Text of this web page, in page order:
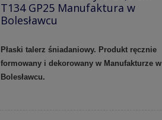
T134 GP25 Manufaktura w
Bolesławcu
Płaski talerz śniadaniowy. Produkt ręcznie
formowany i dekorowany w Manufakturze w
Bolesławcu.